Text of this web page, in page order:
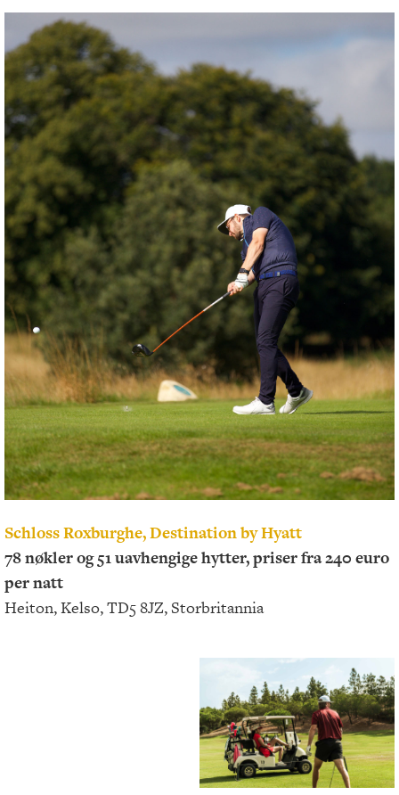
Schloss Roxburghe, Destination by Hyatt
78 nøkler og 51 uavhengige hytter, priser fra 240 euro
per natt
Heiton, Kelso, TD5 8JZ, Storbritannia